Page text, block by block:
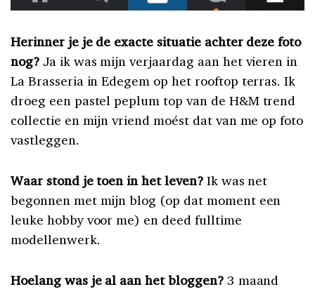
Herinner je je de exacte situatie achter deze foto
nog?Ja ik was mijn verjaardag aan het vieren in
La Brasseria in Edegem op het rooftop terras. Ik
droeg een pastel peplum top van de H&M trend
collectie en mijn vriend moést dat van me op foto
vastleggen.
Waar stond je toen in het leven?Ik was net
begonnen met mijn blog (op dat moment een
leuke hobby voor me) en deed fulltime
modellenwerk.
Hoelang was je al aan het bloggen?3 maand